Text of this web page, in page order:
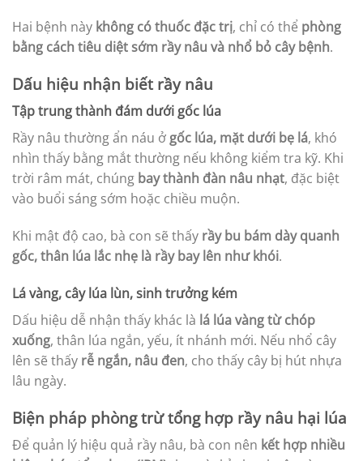
Hai bệnh này không có thuốc đặc trị, chỉ có thể phòng
bằng cách tiêu diệt sớm rầy nâu và nhổ bỏ cây bệnh.
Dấu hiệu nhận biết rầy nâu
Tập trung thành đám dưới gốc lúa
Rầy nâu thường ẩn náu ở gốc lúa, mặt dưới bẹ lá, khó
nhìn thấy bằng mắt thường nếu không kiểm tra kỹ. Khi
trời râm mát, chúng bay thành đàn nâu nhạt, đặc biệt
vào buổi sáng sớm hoặc chiều muộn.
Khi mật độ cao, bà con sẽ thấy rầy bu bám dày quanh
gốc, thân lúa lắc nhẹ là rầy bay lên như khói.
Lá vàng, cây lúa lùn, sinh trưởng kém
Dấu hiệu dễ nhận thấy khác là lá lúa vàng từ chóp
xuống, thân lúa ngắn, yếu, ít nhánh mới. Nếu nhổ cây
lên sẽ thấy rễ ngắn, nâu đen, cho thấy cây bị hút nhựa
lâu ngày.
Biện pháp phòng trừ tổng hợp rầy nâu hại lúa
Để quản lý hiệu quả rầy nâu, bà con nên kết hợp nhiều